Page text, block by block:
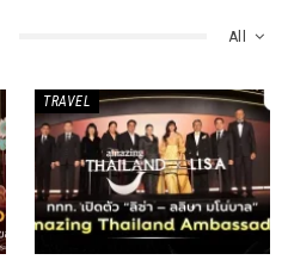
All
TRAVEL​